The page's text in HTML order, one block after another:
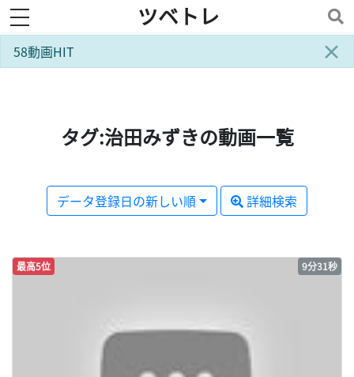
toggle navigation ツベトレ
×
58動画HIT
タグ:治田みずきの動画一覧
データ登録日の新しい順 詳細検索
最高5位 9分31秒